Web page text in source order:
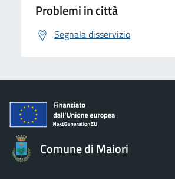
Problemi in città
Segnala disservizio
Comune di Maiori